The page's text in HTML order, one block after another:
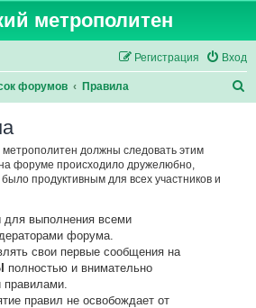
метрополитен
Вход
Регистрация
форумов Правила
метрополитен должны следовать этим
форуме происходило дружелюбно,
продуктивным для всех участников и
для выполнения всеми
форума.
свои первые сообщения на
полностью и внимательно
правилами.
правил не освобождает от